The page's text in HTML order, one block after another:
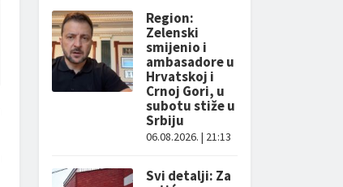
Region:
Zelenski
smijenio i
ambasadore u
Hrvatskoj i
Crnoj Gori, u
subotu stiže u
Srbiju
06.08.2026. | 21:13
Svi detalji: Za